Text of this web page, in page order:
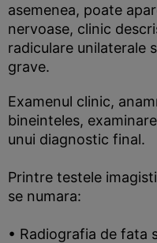
asemenea, poate
nervoase, clinic
radiculare unilaterale
grave.
Examenul clinic,
bineinteles,
unui diagnostic final.
Printre testele
se numara:
• Radiografia de fata